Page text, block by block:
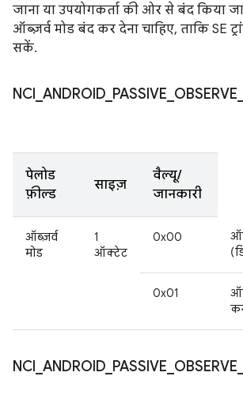
जाना या उपयोगकर्ता की ओर से बंद किया
ऑब्ज़र्व मोड बंद कर देना चाहिए, ताकि SE
सकें.
NCI ANDROID PASSIVE OBSERVE
पेलोड
फ़ील्ड
साइज़
वैल्यू/
जानकारी
ऑब्ज़र्व
मोड
1
ऑक्टेट
0x00
0x01
NCI ANDROID PASSIVE OBSERVE